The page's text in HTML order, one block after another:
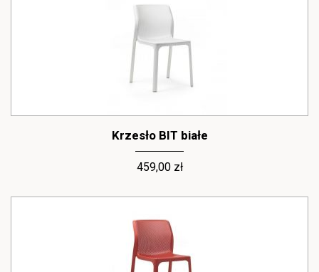
dla właścicieli domów i mieszkań z balkonem lub tarasem, czyli
osób, które chcą zapewnić sobie wygodę i użyteczność podczas
chwil spędzanych na świeżym powietrzu – w ogrodzie.
Ogrodowe krzesła, które stanowią
połączenie piękna, jakości i komfortu.
Sprawdź cały bogaty asortyment krzeseł ogrodowych dostępnych
w naszym internetowym sklepie - LEVEL4U. Jeśli wybierzesz
dostawy oraz płatność, uzupełnij dane, przejdź do podsumowania
i potwierdź zamówienie. Następnie sfinalizuj transakcję i czekaj na
Krzesło BIT białe
459,00 zł